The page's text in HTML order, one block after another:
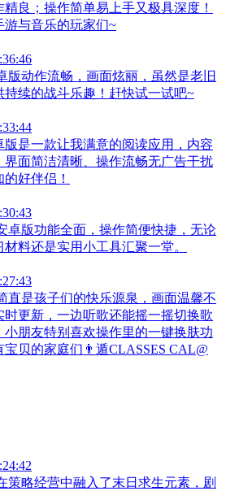
良；操作简单易上手又极具深度！
游与音乐的玩家们~
版动作流畅，画面炫丽，虽然是老旧
持续的战斗乐趣！赶快试一试吧~
版是一款让我满意的阅读应用，内容
界面简洁清晰、操作流畅无广告干扰
好伴侣！
卓版功能全面，操作简便快捷，无论
料还是实用小工具汇聚一堂。
直是孩子们的快乐源泉，画面温馨不
时更新，一边听歌还能摇一摇切换歌
小朋友特别喜欢操作里的一键换肤功
贝的家庭们👨‍遁️CLASSES CAL@
策略经营中融入了末日求生元素，剧